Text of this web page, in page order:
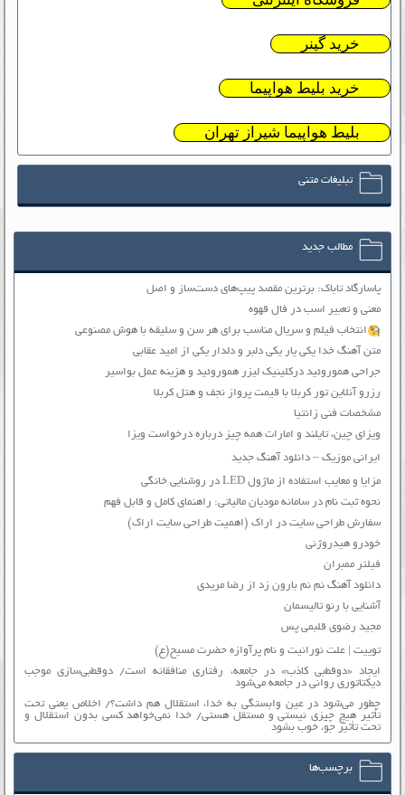
خرید گینر
خرید بلیط هواپیما
بلیط هواپیما شیراز تهران
تبلیغات متنی
مطالب جدید
پاسارگاد تاباک: برترین مقصد پیپ‌های دست‌ساز و اصل
معنی و تعبیر اسب در فال قهوه
انتخاب فیلم و سریال مناسب برای هر سن و سلیقه با هوش مصنوعی
متن آهنگ خدا یکی یار یکی دلبر و دلدار یکی از امید عقابی
جراحی هموروئید درکلینیک لیزر هموروئید و هزینه عمل بواسیر
رزرو آنلاین تور کربلا با قیمت پرواز نجف و هتل کربلا
مشخصات فنی زانتیا
ویزای چین، تایلند و امارات همه چیز درباره درخواست ویزا
ایرانی موزیک – دانلود آهنگ جدید
مزایا و معایب استفاده از ماژول LED در روشنایی خانگی
نحوه ثبت نام در سامانه مودیان مالیاتی: راهنمای کامل و قابل فهم
سفارش طراحی سایت در اراک (اهمیت طراحی سایت اراک)
خودرو هیدروژنی
فیلتر ممبران
دانلود آهنگ نم نم بارون زد از رضا مریدی
آشنایی با رنو تالیسمان
مجید رضوی قلبمی پس
توییت | علت نورانیت و نام پرآوازه حضرت مسیح(ع)
ایجاد «دوقطبی کاذب» در جامعه، رفتاری منافقانه است/ دوقطبی‌سازی موجب
دیکتاتوری روانی در جامعه می‌شود
چطور می‌شود در عین وابستگی به خدا، استقلال هم داشت؟/ اخلاص یعنی تحت
تأثیر هیچ چیزی نیستی و مستقل هستی/ خدا نمی‌خواهد کسی بدون استقلال و
تحت تأثیر جوّ، خوب بشود
برچسب‌ها